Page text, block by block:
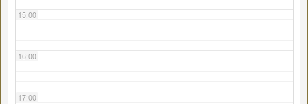
15:00
16:00
17:00